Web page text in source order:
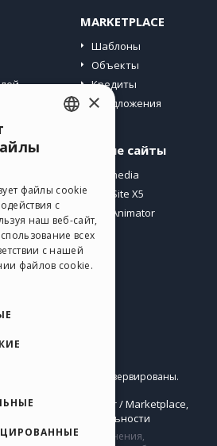
MARKETPLACE
Шаблоны
Объекты
Кредиты
Предложения
Другие сайты
Incomedia
WebSite X5
WebAnimator
s.r.l.
Все права зарезервированы.
X5:
Help Center / Marketplace,
конфиденциальности
комментарии и мнения,
GERMAN
SPANISH
PORTUGUESE
POLISH
×
файлы cookie
с
наш веб-сайт,
всех
с нашей
файлов cookie.